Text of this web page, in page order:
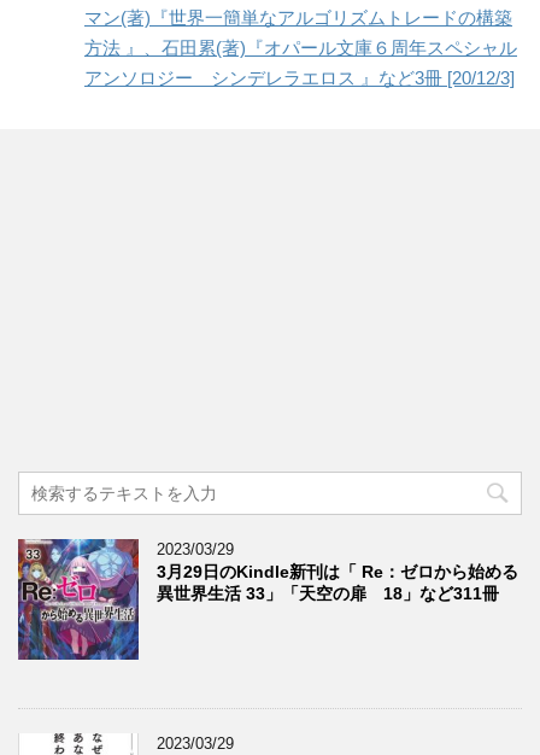
マン(著)『世界一簡単なアルゴリズムトレードの構築
方法 』、石田累(著)『オパール文庫６周年スペシャル
アンソロジー シンデレラエロス 』など3冊 [20/12/3]
2023/03/29
3月29日のKindle新刊は「 Re：ゼロから始める
異世界生活 33」「天空の扉 18」など311冊
2023/03/29